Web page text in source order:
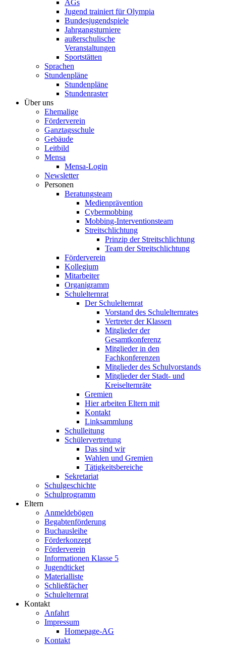
AGs
Jugend trainiert für Olympia
Bundesjugendspiele
Jahrgangsturniere
außerschulische
Veranstaltungen
Sportstätten
Sprachen
Stundenpläne
Stundenpläne
Stundenraster
Über uns
Ehemalige
Förderverein
Ganztagsschule
Gebäude
Leitbild
Mensa
Mensa-Login
Newsletter
Personen
Beratungsteam
Medienprävention
Cybermobbing
Mobbing-Interventionsteam
Streitschlichtung
Prinzip der Streitschlichtung
Team der Streitschlichtung
Förderverein
Kollegium
Mitarbeiter
Organigramm
Schulelternrat
Der Schulelternrat
Vorstand des Schulelternrates
Vertreter der Klassen
Mitglieder der
Gesamtkonferenz
Mitglieder in den
Fachkonferenzen
Mitglieder des Schulvorstands
Mitglieder der Stadt- und
Kreiselternräte
Gremien
Hier arbeiten Eltern mit
Kontakt
Linksammlung
Schulleitung
Schülervertretung
Das sind wir
Wahlen und Gremien
Tätigkeitsbereiche
Sekretariat
Schulgeschichte
Schulprogramm
Eltern
Anmeldebögen
Begabtenförderung
Buchausleihe
Förderkonzept
Förderverein
Informationen Klasse 5
Jugendticket
Materialliste
Schließfächer
Schulelternrat
Kontakt
Anfahrt
Impressum
Homepage-AG
Kontakt